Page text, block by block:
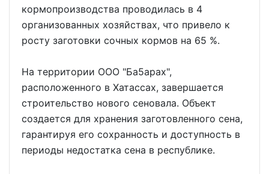
кормопроизводства проводилась в 4
организованных хозяйствах, что привело к
росту заготовки сочных кормов на 65 %.
На территории ООО "Ба5арах",
расположенного в Хатассах, завершается
строительство нового сеновала. Объект
создается для хранения заготовленного сена,
гарантируя его сохранность и доступность в
периоды недостатка сена в республике.